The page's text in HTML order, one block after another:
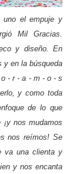
uno el empuje y
Mil Gracias.
y diseño. En
y en la búsqueda
- r - a - m - o - s
y como toda
de lo que
nos mudamos
nos reímos! Se
va una clienta y
y nos encanta